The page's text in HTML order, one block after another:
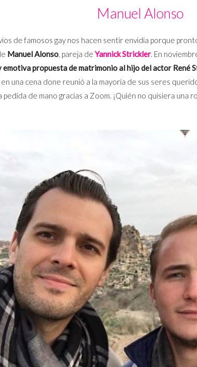
Manuel Alonso
de famosos gay nos hacen sentir envidia porque
Manuel Alonso, pareja de Yannick Strickler. En
emotiva propuesta de matrimonio al hijo del actor René
una cena done reunió a la mayoría de sus seres
pedida de mano gracias a Zoom. ¡Quién no quisiera una